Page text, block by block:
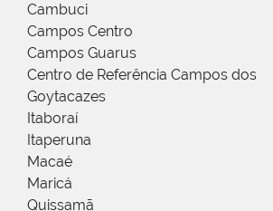
Cambuci
Campos Centro
Campos Guarus
Centro de Referência Campos dos
Goytacazes
Itaboraí
Itaperuna
Macaé
Maricá
Quissamã